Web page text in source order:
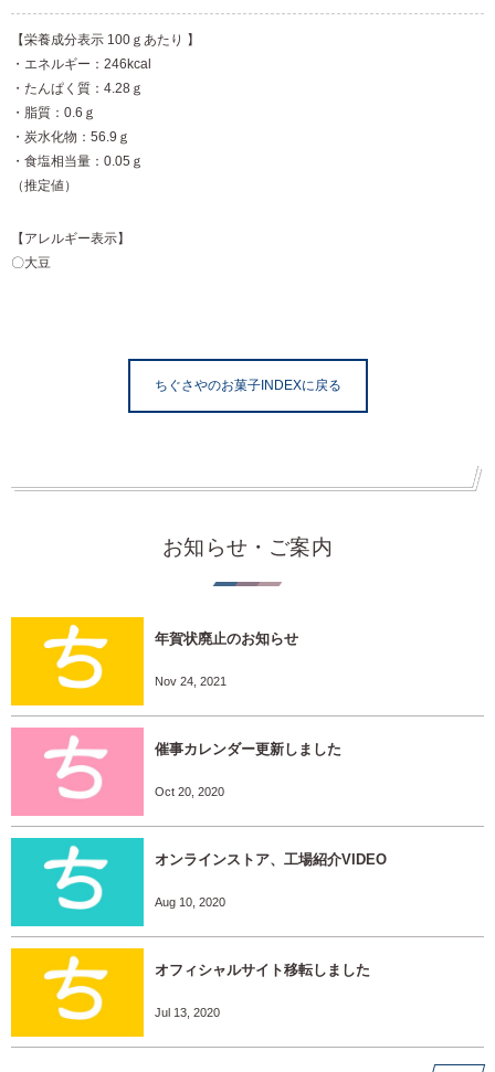
【栄養成分表示 100ｇあたり 】
・エネルギー：246kcal
・たんぱく質：4.28ｇ
・脂質：0.6ｇ
・炭水化物：56.9ｇ
・食塩相当量：0.05ｇ
（推定値）
【アレルギー表示】
〇大豆
ちぐさやのお菓子INDEXに戻る
お知らせ・ご案内
年賀状廃止のお知らせ
Nov 24, 2021
催事カレンダー更新しました
Oct 20, 2020
オンラインストア、工場紹介VIDEO
Aug 10, 2020
オフィシャルサイト移転しました
Jul 13, 2020